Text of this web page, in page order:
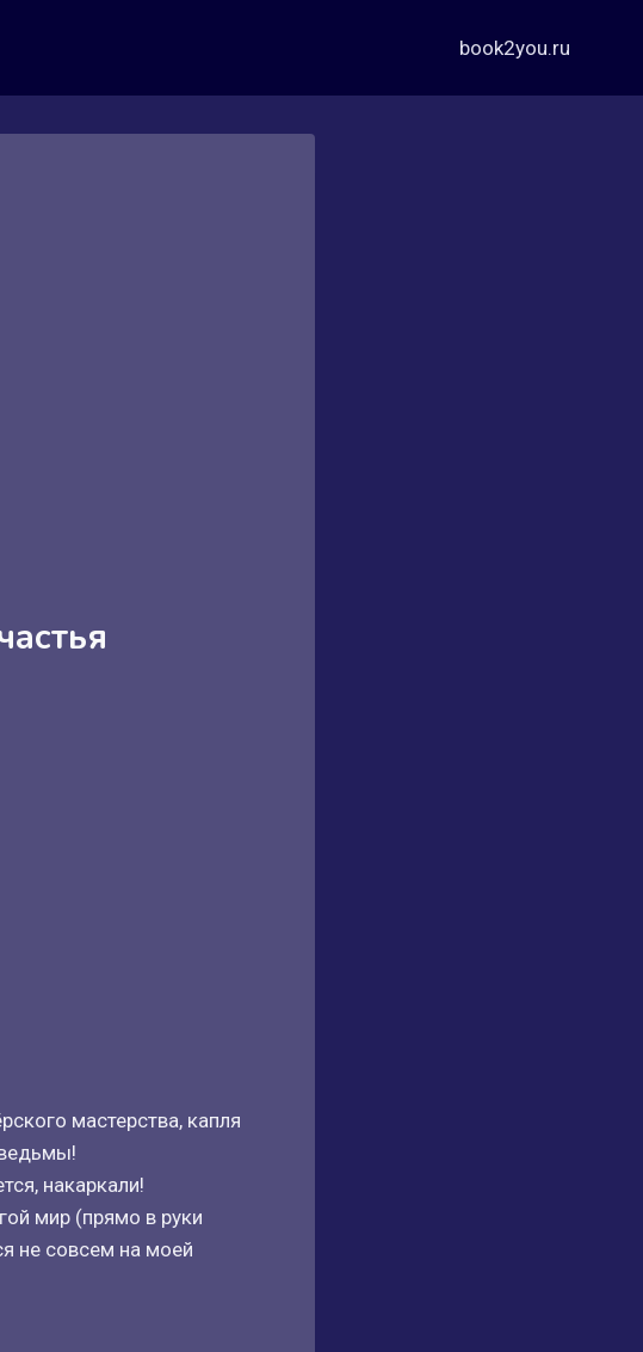
book2you.ru
мастерства, капля
накаркали!
мир (прямо в руки
не совсем на моей